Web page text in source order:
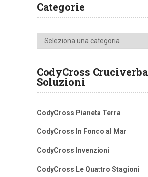
Categorie
Categorie
CodyCross Cruciverba
Soluzioni
CodyCross Pianeta Terra
CodyCross In Fondo al Mar
CodyCross Invenzioni
CodyCross Le Quattro Stagioni